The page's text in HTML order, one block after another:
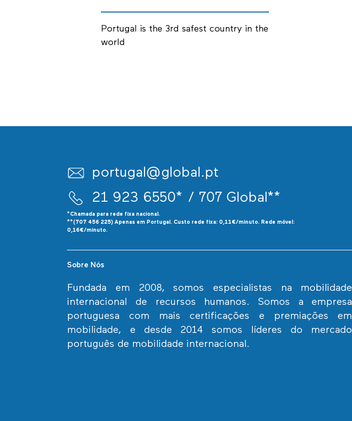
Portugal is the 3rd safest country in the
world
portugal@global.pt
21 923 6550* / 707 Global**
*Chamada para rede fixa nacional.
**(707 456 225) Apenas em Portugal. Custo rede fixa: 0,11€/minuto. Rede móvel:
0,16€/minuto.
Sobre Nós
Fundada em 2008, somos especialistas na mobilidade
internacional de recursos humanos. Somos a empresa
portuguesa com mais certificações e premiações em
mobilidade, e desde 2014 somos líderes do mercado
português de mobilidade internacional.